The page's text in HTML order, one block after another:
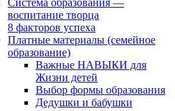
Система образования —
воспитание творца
8 факторов успеха
Платные материалы (семейное
образование)
Важные НАВЫКИ для
Жизни детей
Выбор формы образования
Дедушки и бабушки